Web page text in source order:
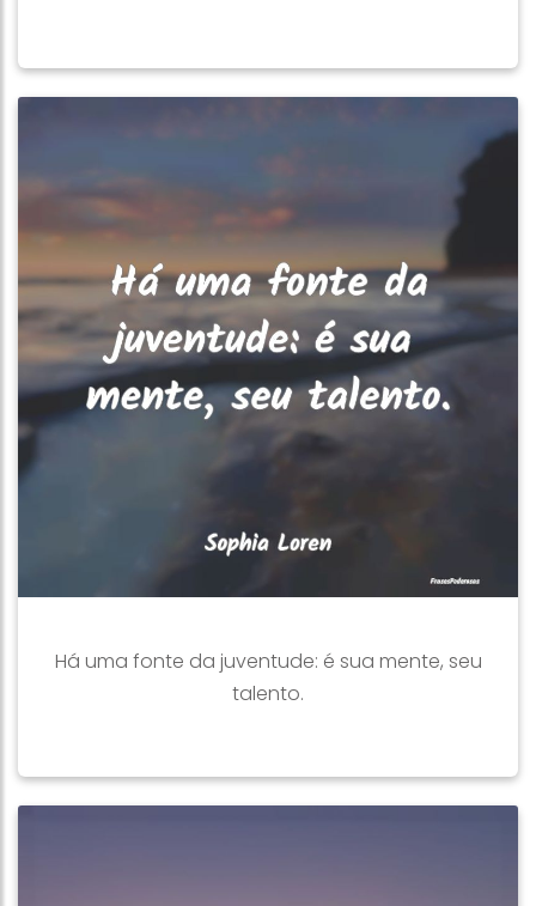
Há uma fonte da juventude: é sua mente, seu
talento.